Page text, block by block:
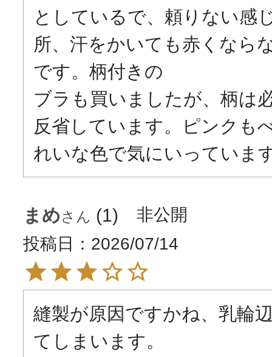
としているで、頼りない感
所、汗をかいても赤くなら
です。柄付きの
ブラも買いましたが、柄は
反省しています。ピンクも
れいな色で気にいっていま
まめ 1
非公開
投稿日
2026/07/14
縫製が原因ですかね、乳輪
てしまいます。